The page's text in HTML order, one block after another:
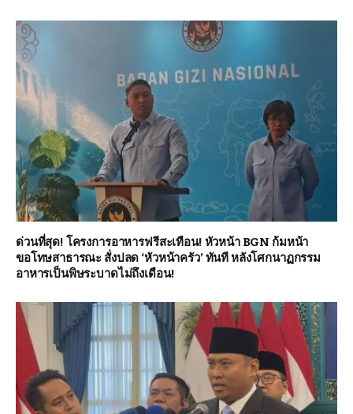
ด่วนที่สุด! โครงการอาหารฟรีสะเทือน! หัวหน้า BGN ก้มหน้า
ขอโทษสาธารณะ สั่งปลด ‘หัวหน้าครัว’ ทันที หลังโศกนาฏกรรม
อาหารเป็นพิษระบาดไม่ถึงเดือน!